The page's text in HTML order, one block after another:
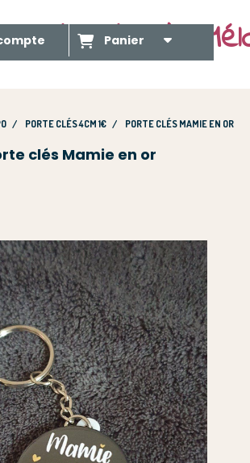
Méli Mélo de
Panier
PORTE CLÉS 4CM 1€ PORTE CLÉS MAMIE EN OR
clés Mamie en or